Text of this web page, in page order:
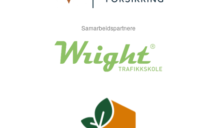
Samarbeidspartnere